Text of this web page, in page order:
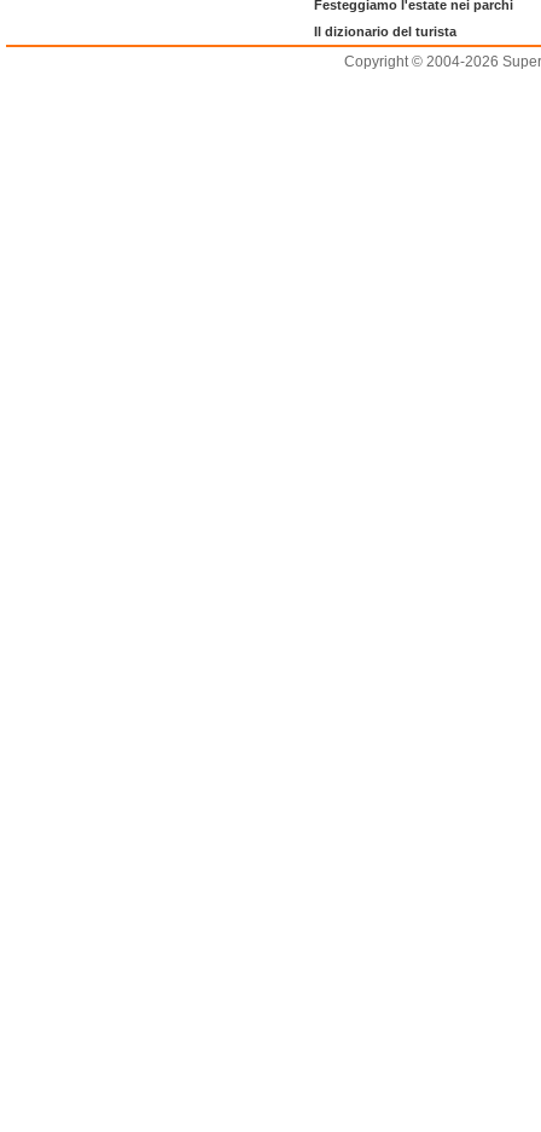
Festeggiamo l'estate nei parchi
Il dizionario del turista
Copyright © 2004-2026